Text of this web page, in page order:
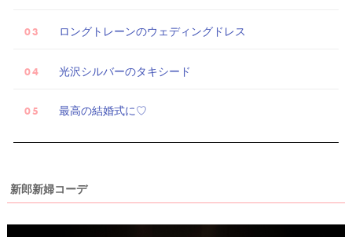
ロングトレーンのウェディングドレス
光沢シルバーのタキシード
最高の結婚式に♡
新郎新婦コーデ